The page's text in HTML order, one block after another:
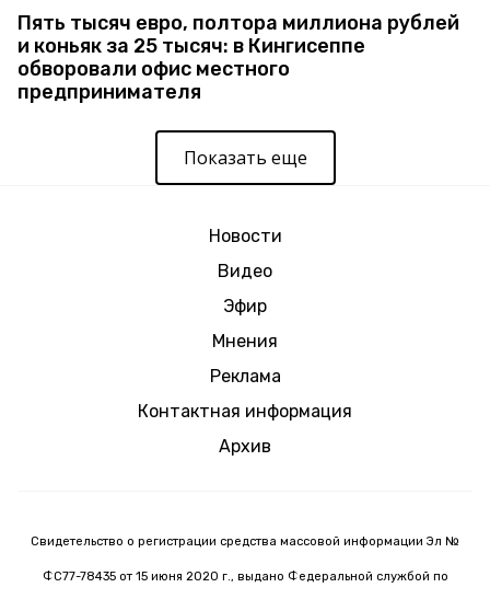
Пять тысяч евро, полтора миллиона рублей
и коньяк за 25 тысяч: в Кингисеппе
обворовали офис местного
предпринимателя
Показать еще
Новости
Видео
Эфир
Мнения
Реклама
Контактная информация
Архив
Свидетельство о регистрации средства массовой информации Эл №
ФС77-78435 от 15 июня 2020 г., выдано Федеральной службой по